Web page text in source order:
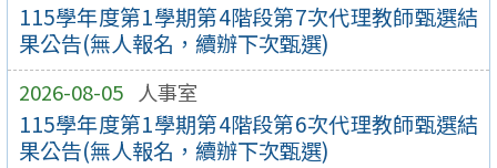
115學年度第1學期第4階段第7次代理教師甄選結
果公告(無人報名，續辦下次甄選)
2026-08-05 人事室
115學年度第1學期第4階段第6次代理教師甄選結
果公告(無人報名，續辦下次甄選)